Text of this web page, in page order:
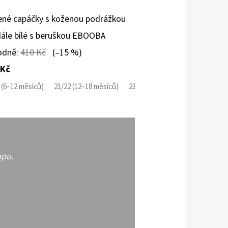
23/24 (18–24 měsíců) 25/26 (2–3 roky)
capáčky s koženou podrážkou
bílé s beruškou EBOOBA
410 Kč (–15 %)
měsíců) 21/22 (12–18 měsíců) 23/24 (18–24 měsíců)